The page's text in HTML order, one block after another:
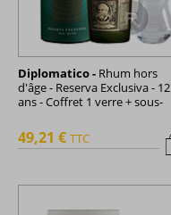
Diplomatico - Rhum hors
d'âge - Reserva Exclusiva - 12
ans - Coffret 1 verre + sous-
49,21 € TTC